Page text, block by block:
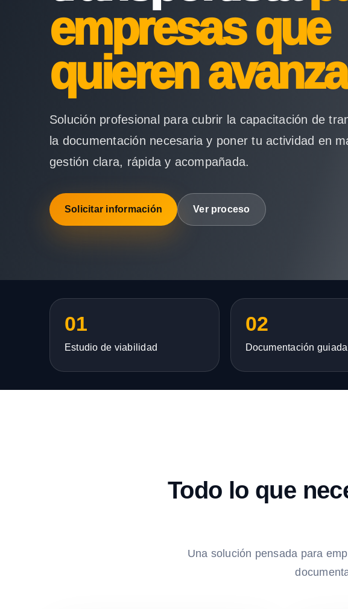
empresas que
quieren
Solución profesional para cubrir la capacitación de
la documentación necesaria y poner tu actividad en
gestión clara, rápida y acompañada.
Solicitar información Ver proceso
01
Estudio de viabilidad
02
Documentación guiada
Todo lo que
Una solución pensada para